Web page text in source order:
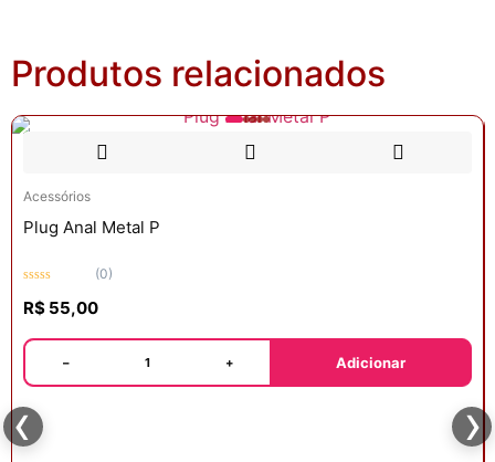
Produtos relacionados
Acessórios
Plug Anal Metal P
0
(0)
R$ 55,00
− + Adicionar
‹ ›